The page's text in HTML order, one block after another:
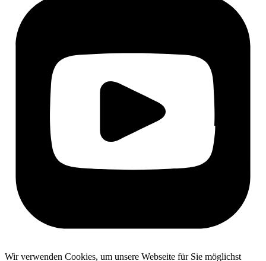
Wir verwenden Cookies, um unsere Webseite für Sie möglichst